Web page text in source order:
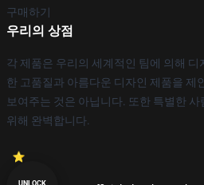
구매하기
우리의 상점
각 제품은 우리의 세계적인 팀에 의해
한 고품질과 아름다운 디자인 제품을 제
보여주는 것은 아닙니다. 또한 특별한 사
위해 완벽합니다.
UNLOCK